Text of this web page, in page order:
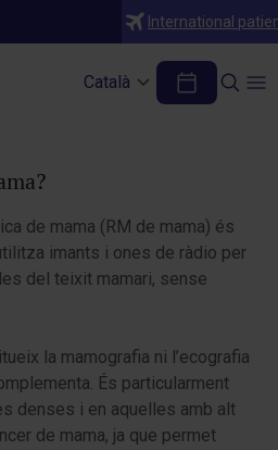
International
Català
mama
de mama (RM de mama) és
imants i ones de ràdio per
del teixit mamari, sense
la mamografia ni l’ecografia
És particularment
denses i en aquelles amb alt
de mama, ja que permet